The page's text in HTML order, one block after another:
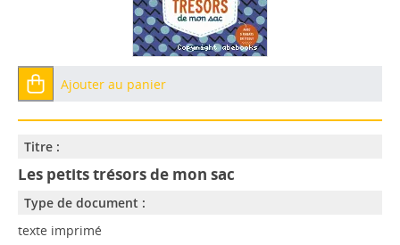
Ajouter au panier
Titre :
Les petits trésors de mon sac
Type de document :
texte imprimé